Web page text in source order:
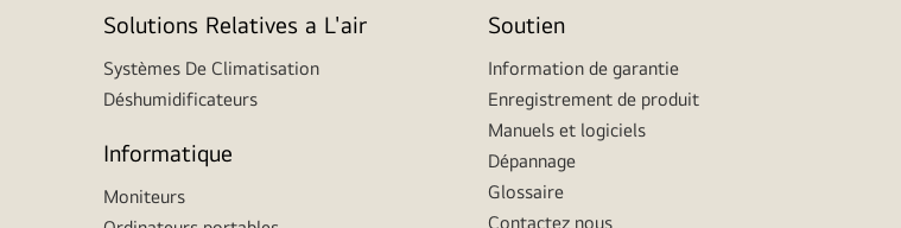
Solutions Relatives a L'air
Systèmes De Climatisation
Déshumidificateurs
Informatique
Moniteurs
Soutien
Information de garantie
Enregistrement de produit
Manuels et logiciels
Dépannage
Glossaire
Contactez nous